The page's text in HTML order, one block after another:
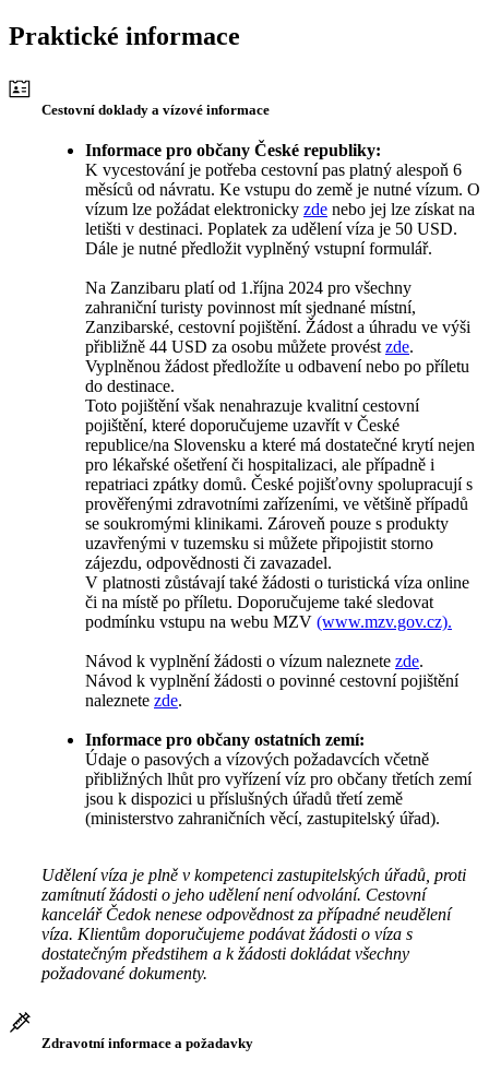
Praktické informace
Cestovní doklady a vízové informace
Informace pro občany České republiky:
K vycestování je potřeba cestovní pas platný alespoň 6
měsíců od návratu. Ke vstupu do země je nutné vízum. O
vízum lze požádat elektronicky zde nebo jej lze získat na
letišti v destinaci. Poplatek za udělení víza je 50 USD.
Dále je nutné předložit vyplněný vstupní formulář.
Na Zanzibaru platí od 1.října 2024 pro všechny
zahraniční turisty povinnost mít sjednané místní,
Zanzibarské, cestovní pojištění. Žádost a úhradu ve výši
přibližně 44 USD za osobu můžete provést zde.
Vyplněnou žádost předložíte u odbavení nebo po příletu
do destinace.
Toto pojištění však nenahrazuje kvalitní cestovní
pojištění, které doporučujeme uzavřít v České
republice/na Slovensku a které má dostatečné krytí nejen
pro lékařské ošetření či hospitalizaci, ale případně i
repatriaci zpátky domů. České pojišťovny spolupracují s
prověřenými zdravotními zařízeními, ve většině případů
se soukromými klinikami. Zároveň pouze s produkty
uzavřenými v tuzemsku si můžete připojistit storno
zájezdu, odpovědnosti či zavazadel.
V platnosti zůstávají také žádosti o turistická víza online
či na místě po příletu. Doporučujeme také sledovat
podmínku vstupu na webu MZV (www.mzv.gov.cz).
Návod k vyplnění žádosti o vízum naleznete zde.
Návod k vyplnění žádosti o povinné cestovní pojištění
naleznete zde.
Informace pro občany ostatních zemí:
Údaje o pasových a vízových požadavcích včetně
přibližných lhůt pro vyřízení víz pro občany třetích zemí
jsou k dispozici u příslušných úřadů třetí země
(ministerstvo zahraničních věcí, zastupitelský úřad).
Udělení víza je plně v kompetenci zastupitelských úřadů, proti
zamítnutí žádosti o jeho udělení není odvolání. Cestovní
kancelář Čedok nenese odpovědnost za případné neudělení
víza. Klientům doporučujeme podávat žádosti o víza s
dostatečným předstihem a k žádosti dokládat všechny
požadované dokumenty.
Zdravotní informace a požadavky